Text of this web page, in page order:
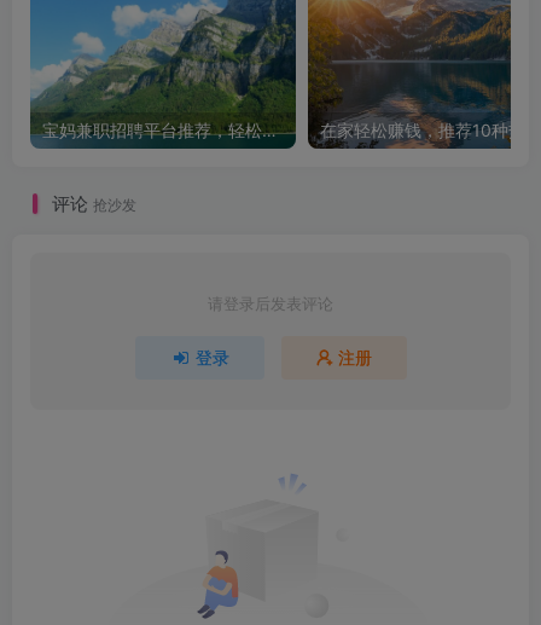
宝妈兼职招聘平台推荐，轻松找到理想工作！
评论 抢沙发
请登录后发表评论
登录 注册